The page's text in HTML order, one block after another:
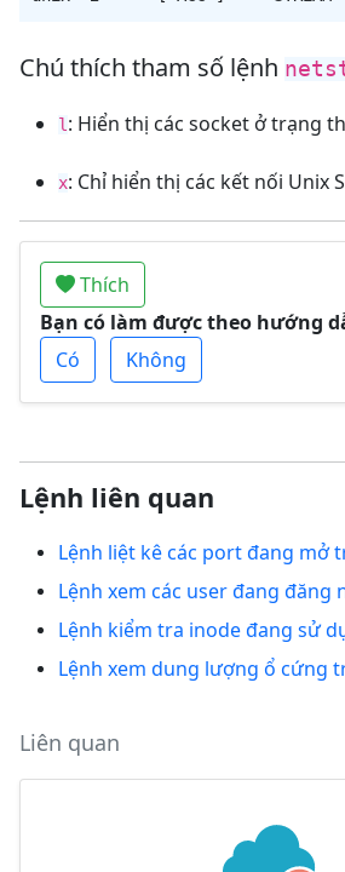
Chú thích tham số lệnh
l : Hiển thị các socket ở trạng
x: Chỉ hiển thị các kết nối Unix
Thích
Bạn có làm được theo hướng
Có
Không
Lệnh liên quan
Lệnh liệt kê các port đang mở
Lệnh xem các user đang đăng
Lệnh kiểm tra inode đang sử
Lệnh xem dung lượng ổ cứng
Liên quan